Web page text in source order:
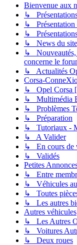
Bienvenue aux
↳
↳ Présentation
↳
↳ News du
↳ Nouveautés,
concerne le
↳ Actualités
Corsa-
↳ Opel Corsa
↳ Multimédia
↳ Problèmes
↳ Préparation
↳ Tutoriaux -
↳ A Valider
↳ En cours de
↳ Validés
Petites
↳ Entre
↳ Véhicules
↳ Toutes
↳ Les autres
Autres véhicules
↳ Les Autres
↳ Voitures
↳ Deux roues